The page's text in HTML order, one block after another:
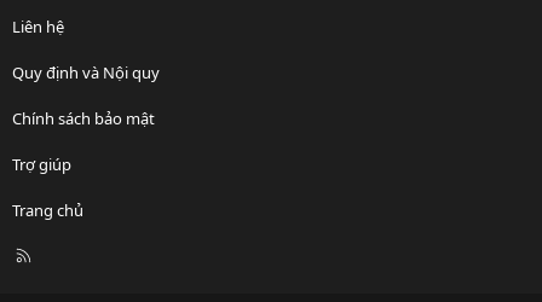
Liên hệ
Quy định và Nội quy
Chính sách bảo mật
Trợ giúp
Trang chủ
R